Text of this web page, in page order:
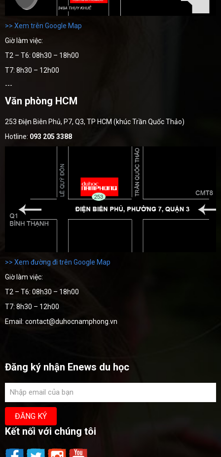
>> Xem trên Google Map
Giờ làm việc:
T2 – T6: 08h30 – 18h00
T7: 8h30 – 12h00
---
Văn phòng HCM
253 Điện Biên Phủ, P7, Q3, TP HCM (khúc Trần Quốc Thảo)
Hotline: 093 205 3388
>> Xem đường đi trên Google Map
Giờ làm việc:
T2 – T6: 08h30 – 18h00
T7: 8h30 – 12h00
Email: contact@duhocnamphong.vn
Đăng ký nhận Enews du học
Kết nối với chúng tôi